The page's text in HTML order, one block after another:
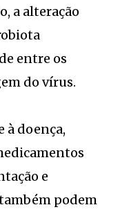
a alteração
entre os
do vírus.
à doença,
e
podem